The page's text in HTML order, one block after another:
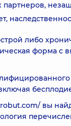
партнеров,
либо
форма с
вы